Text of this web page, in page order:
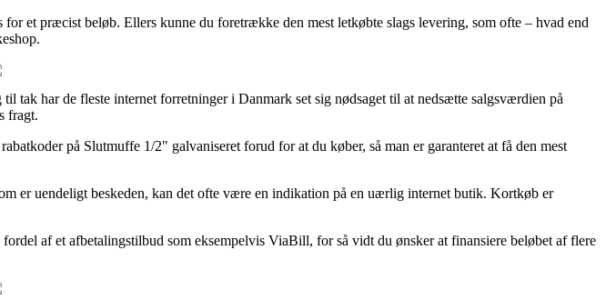
et præcist beløb. Ellers kunne du foretrække den mest letkøbte slags levering, som ofte – hvad end
tak har de fleste internet forretninger i Danmark set sig nødsaget til at nedsætte salgsværdien på
fragt.
på Slutmuffe 1/2" galvaniseret forud for at du køber, så man er garanteret at få den mest
er uendeligt beskeden, kan det ofte være en indikation på en uærlig internet butik. Kortkøb er
af et afbetalingstilbud som eksempelvis ViaBill, for så vidt du ønsker at finansiere beløbet af flere